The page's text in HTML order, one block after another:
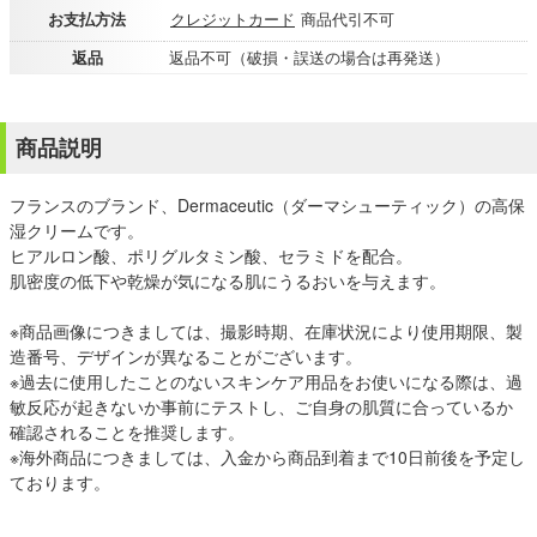
お支払方法 クレジットカード 商品代引不可
返品
返品不可（破損・誤送の場合は再発送）
商品説明
フランスのブランド、Dermaceutic（ダーマシューティック）の高保
湿クリームです。
ヒアルロン酸、ポリグルタミン酸、セラミドを配合。
肌密度の低下や乾燥が気になる肌にうるおいを与えます。
※商品画像につきましては、撮影時期、在庫状況により使用期限、製
造番号、デザインが異なることがございます。
※過去に使用したことのないスキンケア用品をお使いになる際は、過
敏反応が起きないか事前にテストし、ご自身の肌質に合っているか
確認されることを推奨します。
※海外商品につきましては、入金から商品到着まで10日前後を予定し
ております。